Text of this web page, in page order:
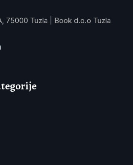
75000 Tuzla | Book d.o.o Tuzla